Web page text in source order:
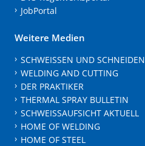
JobPortal
Weitere Medien
SCHWEISSEN UND SCHNEIDEN
WELDING AND CUTTING
DER PRAKTIKER
THERMAL SPRAY BULLETIN
SCHWEISSAUFSICHT AKTUELL
HOME OF WELDING
HOME OF STEEL